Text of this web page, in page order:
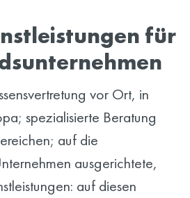
für
vor Ort, in
spezialisierte Beratung
auf die
ausgerichtete,
auf diesen